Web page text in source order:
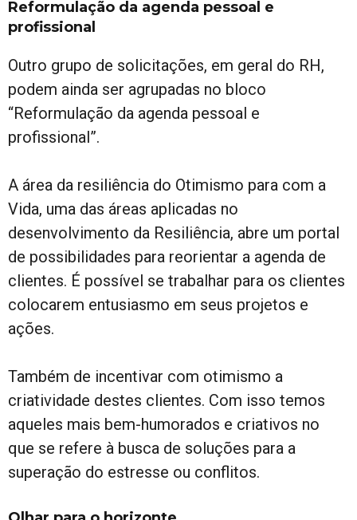
Reformulação da agenda pessoal e
profissional
Outro grupo de solicitações, em geral do RH,
podem ainda ser agrupadas no bloco
“Reformulação da agenda pessoal e
profissional”.
A área da resiliência do Otimismo para com a
Vida, uma das áreas aplicadas no
desenvolvimento da Resiliência, abre um portal
de possibilidades para reorientar a agenda de
clientes. É possível se trabalhar para os clientes
colocarem entusiasmo em seus projetos e
ações.
Também de incentivar com otimismo a
criatividade destes clientes. Com isso temos
aqueles mais bem-humorados e criativos no
que se refere à busca de soluções para a
superação do estresse ou conflitos.